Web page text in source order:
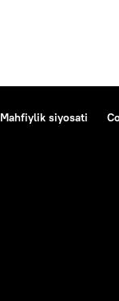
Mahfiylik siyosati